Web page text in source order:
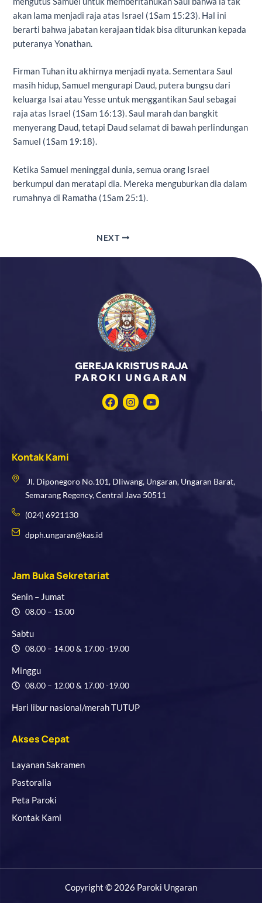
akan lama menjadi raja atas Israel (1Sam 15:23). Hal ini
berarti bahwa jabatan kerajaan tidak bisa diturunkan kepada
puteranya Yonathan.
Firman Tuhan itu akhirnya menjadi nyata. Sementara Saul
masih hidup, Samuel mengurapi Daud, putera bungsu dari
keluarga Isai atau Yesse untuk menggantikan Saul sebagai
raja atas Israel (1Sam 16:13). Saul marah dan bangkit
menyerang Daud, tetapi Daud selamat di bawah perlindungan
Samuel (1Sam 19:18).
Ketika Samuel meninggal dunia, semua orang Israel
berkumpul dan meratapi dia. Mereka menguburkan dia dalam
rumahnya di Ramatha (1Sam 25:1).
NEXT
F
a
I
n
m
Y
o
Kontak Kami
Jl. Diponegoro No.101, Dliwang, Ungaran, Ungaran Barat,
Semarang Regency, Central Java 50511
(024) 6921130
dpph.ungaran@kas.id
Jam Buka Sekretariat
Senin – Jumat
08.00 – 15.00
Sabtu
08.00 – 14.00 & 17.00 -19.00
Minggu
08.00 – 12.00 & 17.00 -19.00
Hari libur nasional/merah TUTUP
Akses Cepat
Layanan Sakramen
Pastoralia
Peta Paroki
Kontak Kami
Copyright © 2026 Paroki Ungaran